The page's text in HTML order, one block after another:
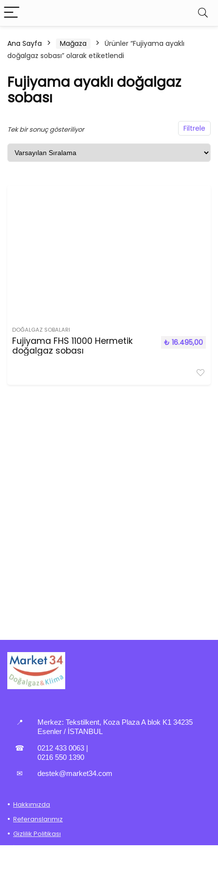
Ana Sayfa Mağaza
Ürünler “Fujiyama ayaklı
doğalgaz sobası” olarak etiketlendi
Fujiyama ayaklı doğalgaz
sobası
Filtrele
Tek bir sonuç gösteriliyor
DOĞALGAZ SOBALARI
Fujiyama FHS 11000 Hermetik
doğalgaz sobası
₺ 16.495,00
📍 Merkez: Tekstilkent, Koza Plaza A blok K1 34235
Esenler / İSTANBUL
☎ 0212 433 0063
0216 550 1390
✉ destek@market34.com
Hakkımızda
Referanslarımız
Gizlilik Politikası